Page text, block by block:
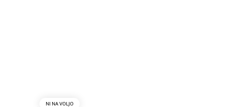
NI NA VOLJO